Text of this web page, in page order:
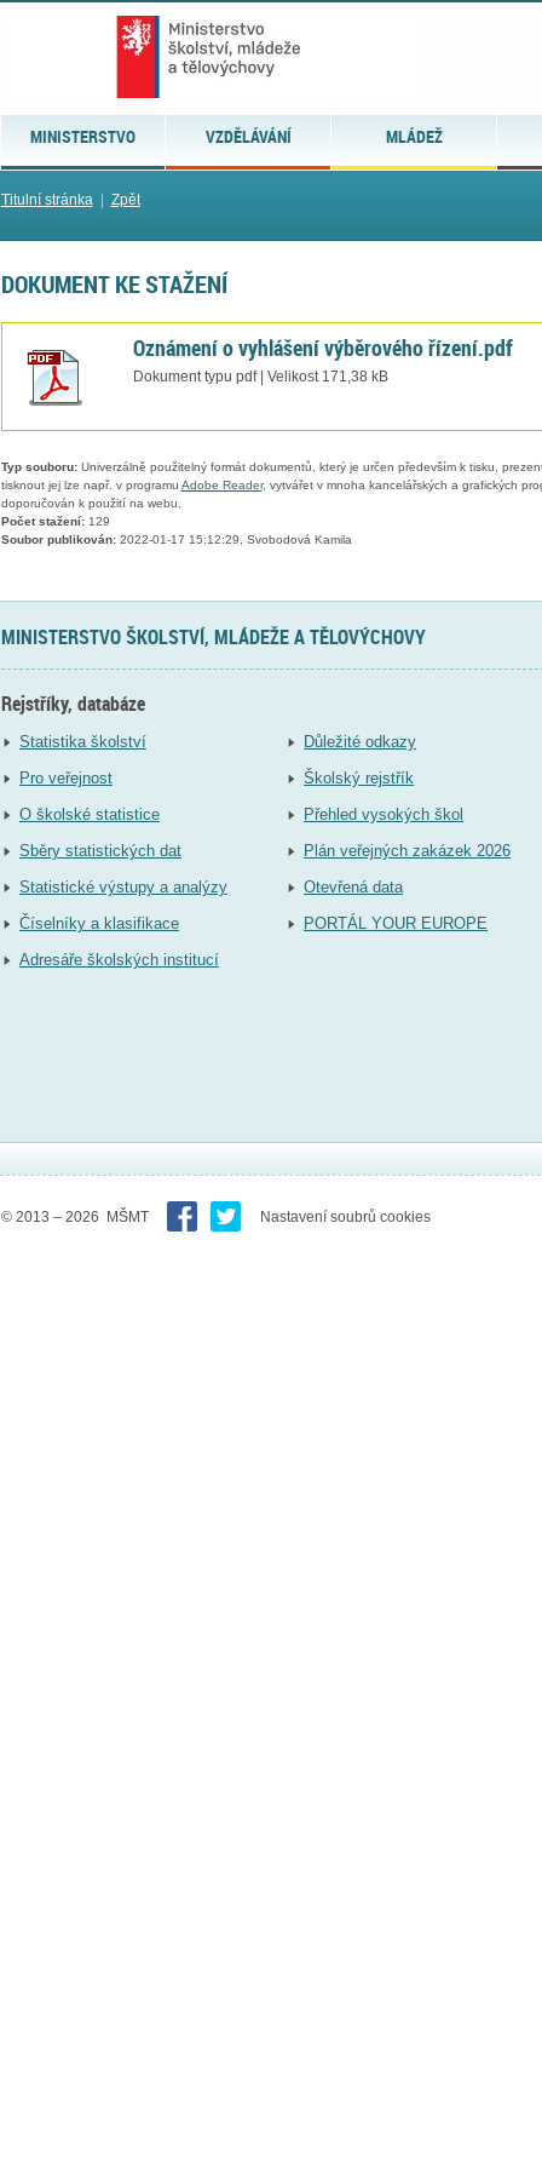
MINISTERSTVO VZDĚLÁVÁNÍ MLÁDEŽ
Titulní stránka| Zpět
DOKUMENT KE STAŽENÍ
Oznámení o vyhlášení výběrového řízení.pdf
Dokument typu pdf | Velikost 171,38 kB
Typ souboru:Univerzálně použitelný formát dokumentů, který je určen především k tisku,
tisknout jej lze např. v programu Adobe Reader, vytvářet v mnoha kancelářských a grafických
doporučován k použití na webu.
Počet stažení:129
Soubor publikován:2022-01-17 15:12:29, Svobodová Kamila
MINISTERSTVO ŠKOLSTVÍ, MLÁDEŽE A TĚLOVÝCHOVY
Rejstříky, databáze
Statistika školství
Pro veřejnost
O školské statistice
Sběry statistických dat
Statistické výstupy a analýzy
Číselníky a klasifikace
Adresáře školských institucí
Důležité odkazy
Školský rejstřík
Přehled vysokých škol
Plán veřejných zakázek 2026
Otevřená data
PORTÁL YOUR EUROPE
© 2013 – 2026 MŠMT Nastavení soubrů cookies